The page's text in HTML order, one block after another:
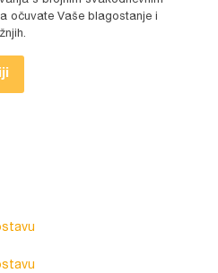
očuvate Vaše blagostanje i